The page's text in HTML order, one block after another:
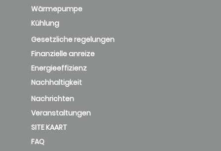
Wärmepumpe
Kühlung
Gesetzliche regelungen
Finanzielle anreize
Energieeffizienz
Nachhaltigkeit
Nachrichten
Veranstaltungen
SITE KAART
FAQ